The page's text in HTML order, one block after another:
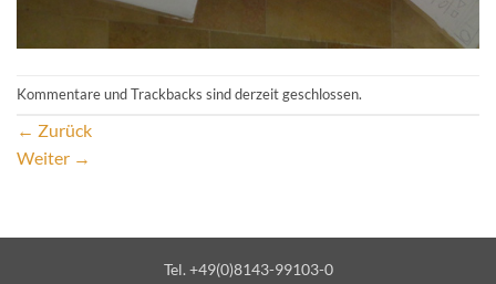
Kommentare und Trackbacks sind derzeit geschlossen.
← Zurück
Weiter →
Tel. +49(0)8143-99103-0